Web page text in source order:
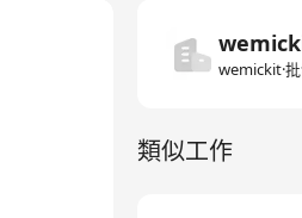
wemickit·
類似工作